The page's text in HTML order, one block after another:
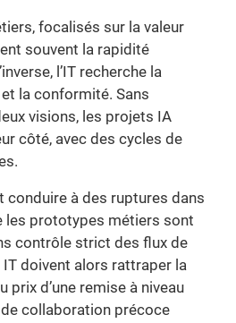
focalisés sur la valeur
souvent la rapidité
l’IT recherche la
la conformité. Sans
visions, les projets IA
côté, avec des cycles de
conduire à des ruptures dans
les prototypes métiers sont
contrôle strict des flux de
doivent alors rattraper la
prix d’une remise à niveau
collaboration précoce